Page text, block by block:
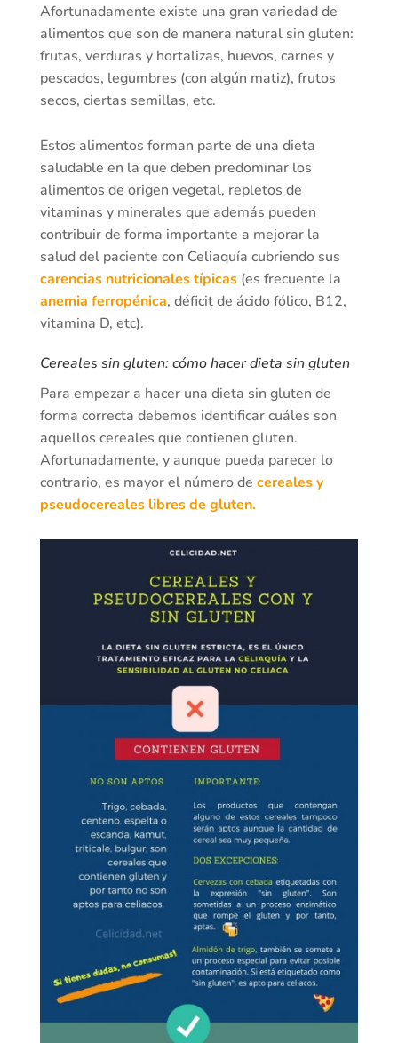
Afortunadamente existe una gran variedad de
alimentos que son de manera natural sin gluten:
frutas, verduras y hortalizas, huevos, carnes y
pescados, legumbres (con algún matiz), frutos
secos, ciertas semillas, etc.
Estos alimentos forman parte de una dieta
saludable en la que deben predominar los
alimentos de origen vegetal, repletos de
vitaminas y minerales que además pueden
contribuir de forma importante a mejorar la
salud del paciente con Celiaquía cubriendo sus
carencias nutricionales típicas(es frecuente la
anemia ferropénica, déficit de ácido fólico, B12,
vitamina D, etc).
Cereales sin gluten: cómo hacer dieta sin gluten
Para empezar a hacer una dieta sin gluten de
forma correcta debemos identificar cuáles son
aquellos cereales que contienen gluten.
Afortunadamente, y aunque pueda parecer lo
contrario, es mayor el número de cereales y
pseudocereales libres de gluten.